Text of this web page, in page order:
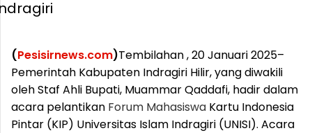
(Pesisirnews.com)Tembilahan , 20 Januari 2025–
Pemerintah Kabupaten Indragiri Hilir, yang diwakili
oleh Staf Ahli Bupati, Muammar Qaddafi, hadir dalam
acara pelantikan Forum Mahasiswa Kartu Indonesia
Pintar (KIP) Universitas Islam Indragiri (UNISI). Acara